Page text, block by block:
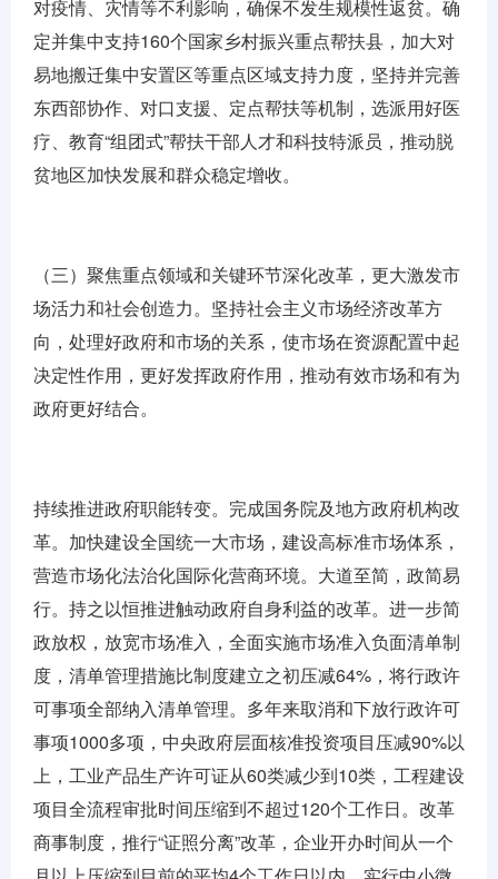
对疫情、灾情等不利影响，确保不发生规模性返贫。确
定并集中支持160个国家乡村振兴重点帮扶县，加大对
易地搬迁集中安置区等重点区域支持力度，坚持并完善
东西部协作、对口支援、定点帮扶等机制，选派用好医
疗、教育“组团式”帮扶干部人才和科技特派员，推动脱
贫地区加快发展和群众稳定增收。
（三）聚焦重点领域和关键环节深化改革，更大激发市
场活力和社会创造力。坚持社会主义市场经济改革方
向，处理好政府和市场的关系，使市场在资源配置中起
决定性作用，更好发挥政府作用，推动有效市场和有为
政府更好结合。
持续推进政府职能转变。完成国务院及地方政府机构改
革。加快建设全国统一大市场，建设高标准市场体系，
营造市场化法治化国际化营商环境。大道至简，政简易
行。持之以恒推进触动政府自身利益的改革。进一步简
政放权，放宽市场准入，全面实施市场准入负面清单制
度，清单管理措施比制度建立之初压减64%，将行政许
可事项全部纳入清单管理。多年来取消和下放行政许可
事项1000多项，中央政府层面核准投资项目压减90%以
上，工业产品生产许可证从60类减少到10类，工程建设
项目全流程审批时间压缩到不超过120个工作日。改革
商事制度，推行“证照分离”改革，企业开办时间从一个